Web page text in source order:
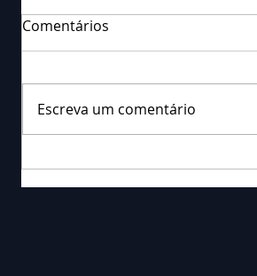
Ornieski
Comentários
Escreva um comentário